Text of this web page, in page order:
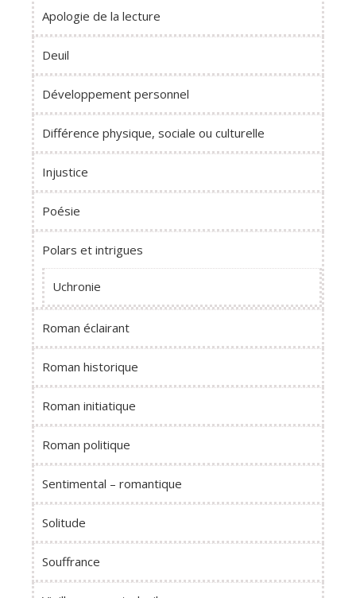
Apologie de la lecture
Deuil
Développement personnel
Différence physique, sociale ou culturelle
Injustice
Poésie
Polars et intrigues
Uchronie
Roman éclairant
Roman historique
Roman initiatique
Roman politique
Sentimental – romantique
Solitude
Souffrance